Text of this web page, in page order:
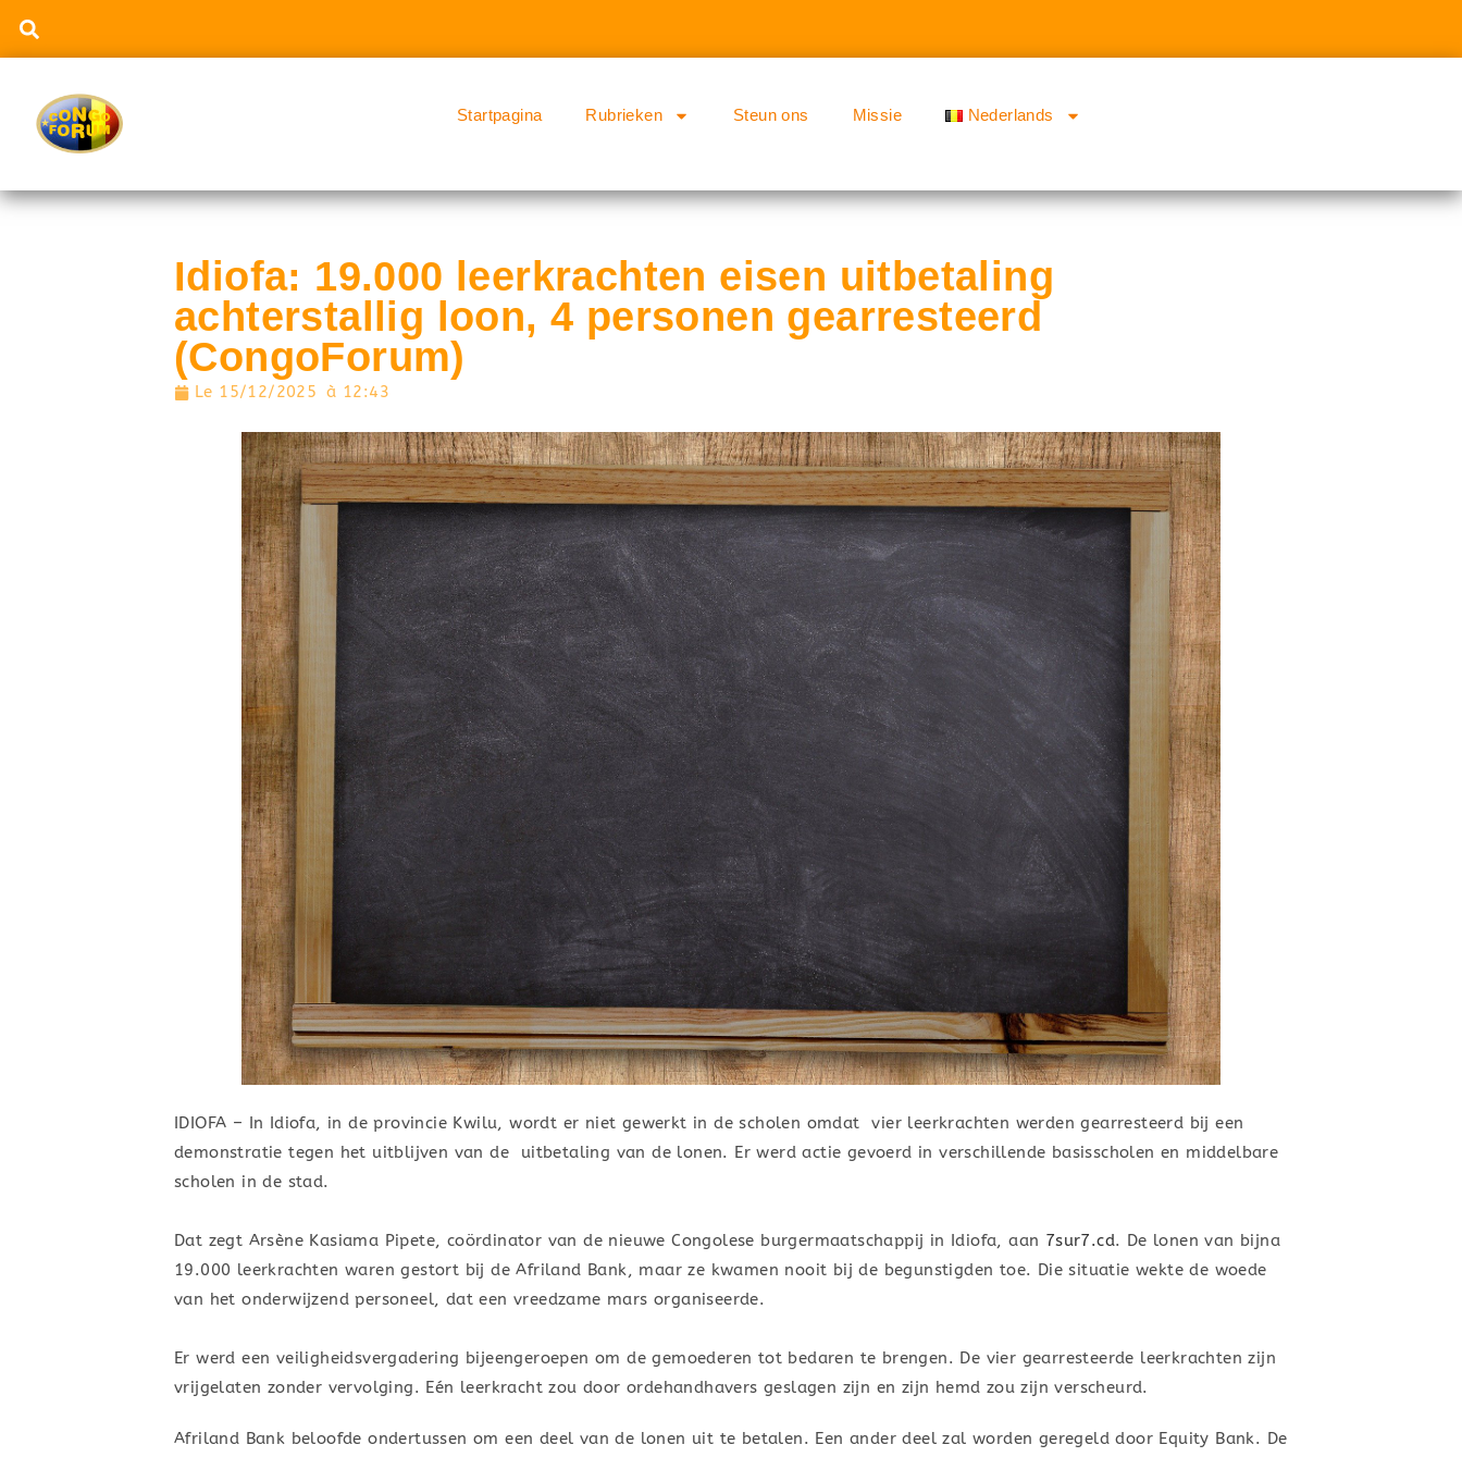
Startpagina Rubrieken Steun ons Missie Nederlands
Idiofa: 19.000 leerkrachten eisen uitbetaling
achterstallig loon, 4 personen gearresteerd
(CongoForum)
Le 15/12/2025 à 12:43
IDIOFA – In Idiofa, in de provincie Kwilu, wordt er niet gewerkt in de scholen omdat vier leerkrachten werden gearresteerd bij een
demonstratie tegen het uitblijven van de uitbetaling van de lonen. Er werd actie gevoerd in verschillende basisscholen en middelbare
scholen in de stad.
Dat zegt Arsène Kasiama Pipete, coördinator van de nieuwe Congolese burgermaatschappij in Idiofa, aan 7sur7.cd. De lonen van bijna
19.000 leerkrachten waren gestort bij de Afriland Bank, maar ze kwamen nooit bij de begunstigden toe. Die situatie wekte de woede
van het onderwijzend personeel, dat een vreedzame mars organiseerde.
Er werd een veiligheidsvergadering bijeengeroepen om de gemoederen tot bedaren te brengen. De vier gearresteerde leerkrachten zijn
vrijgelaten zonder vervolging. Eén leerkracht zou door ordehandhavers geslagen zijn en zijn hemd zou zijn verscheurd.
Afriland Bank beloofde ondertussen om een deel van de lonen uit te betalen. Een ander deel zal worden geregeld door Equity Bank. De